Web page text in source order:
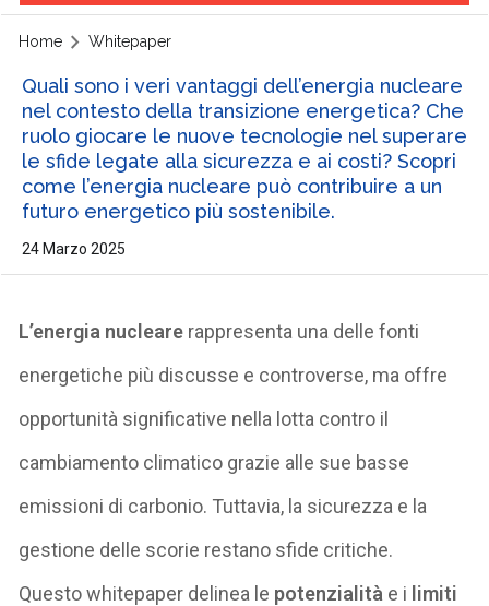
Home Whitepaper
Quali sono i veri vantaggi dell’energia nucleare
nel contesto della transizione energetica? Che
ruolo giocare le nuove tecnologie nel superare
le sfide legate alla sicurezza e ai costi? Scopri
come l’energia nucleare può contribuire a un
futuro energetico più sostenibile.
24 Marzo 2025
L’energia nucleare rappresenta una delle fonti
energetiche più discusse e controverse, ma offre
opportunità significative nella lotta contro il
cambiamento climatico grazie alle sue basse
emissioni di carbonio. Tuttavia, la sicurezza e la
gestione delle scorie restano sfide critiche.
Questowhitepaper delinea le potenzialità e i limiti